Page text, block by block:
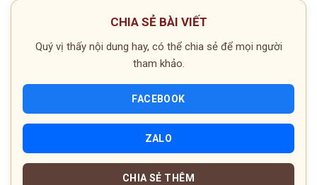
CHIA SẺ BÀI VIẾT
Quý vị thấy nội dung hay, có thể chia sẻ để mọi người
tham khảo.
FACEBOOK
ZALO
CHIA SẺ THÊM